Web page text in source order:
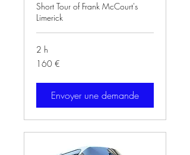
Short Tour of Frank McCourt's
Limerick
2 h
160
euros
160 €
Envoyer une demande